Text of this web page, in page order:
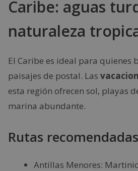
Caribe: aguas
naturaleza
El Caribe es ideal para quienes
paisajes de postal. Las
esta región ofrecen sol, playas
marina abundante.
Rutas recomendadas
Antillas Menores: